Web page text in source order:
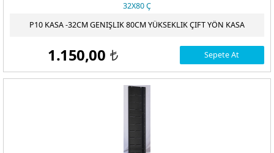
32X80 Ç
P10 KASA -32CM GENIŞLIK 80CM YÜKSEKLIK ÇIFT YÖN KASA
1.150,00 t Sepete At